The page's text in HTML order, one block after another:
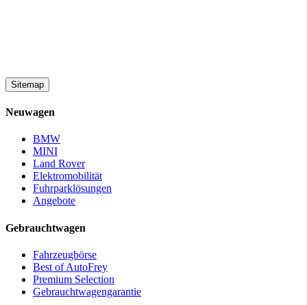
Sitemap
Neuwagen
BMW
MINI
Land Rover
Elektromobilität
Fuhrparklösungen
Angebote
Gebrauchtwagen
Fahrzeugbörse
Best of AutoFrey
Premium Selection
Gebrauchtwagengarantie